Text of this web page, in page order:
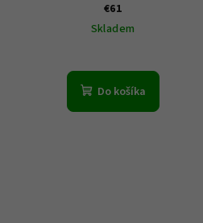
€61
Skladem
Do košíka